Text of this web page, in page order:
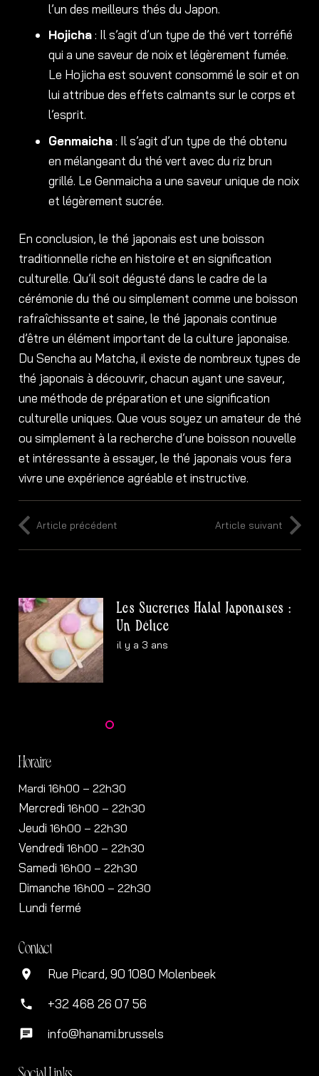
l’un des meilleurs thés du Japon.
Hojicha : Il s’agit d’un type de thé vert torréfié
qui a une saveur de noix et légèrement fumée.
Le Hojicha est souvent consommé le soir et on
lui attribue des effets calmants sur le corps et
l’esprit.
Genmaicha : Il s’agit d’un type de thé obtenu
en mélangeant du thé vert avec du riz brun
grillé. Le Genmaicha a une saveur unique de noix
et légèrement sucrée.
En conclusion, le thé japonais est une boisson
traditionnelle riche en histoire et en signification
culturelle. Qu’il soit dégusté dans le cadre de la
cérémonie du thé ou simplement comme une boisson
rafraîchissante et saine, le thé japonais continue
d’être un élément important de la culture japonaise.
Du Sencha au Matcha, il existe de nombreux types de
thé japonais à découvrir, chacun ayant une saveur,
une méthode de préparation et une signification
culturelle uniques. Que vous soyez un amateur de thé
ou simplement à la recherche d’une boisson nouvelle
et intéressante à essayer, le thé japonais vous fera
vivre une expérience agréable et instructive.
Article précédent Article suivant
Les Sucreries Halal Japonaises :
Un Délice
il y a 3 ans
Horaire
Mardi 16h00 – 22h30
Mercredi 16h00 – 22h30
Jeudi 16h00 – 22h30
Vendredi 16h00 – 22h30
Samedi 16h00 – 22h30
Dimanche 16h00 – 22h30
Lundi fermé
Contact
location_on Rue Picard, 90 1080 Molenbeek
phone +32 468 26 07 56
chat info@hanami.brussels
Social Links